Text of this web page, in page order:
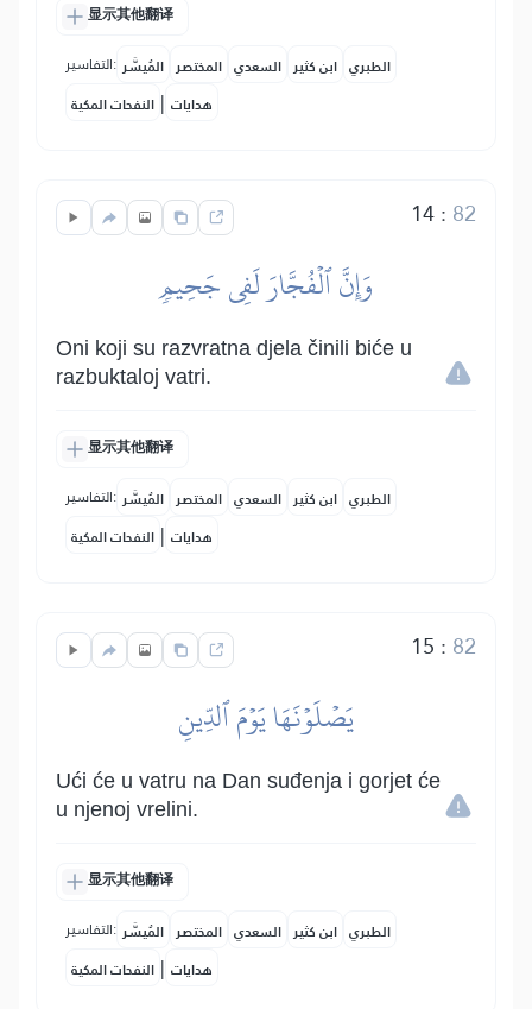
显示其他翻译
التفاسير: المُيسَّر المختصر السعدي ابن كثير الطبري
النفحات المكية | هدايات
14: 82
وَإِنَّ ٱلۡفُجَّارَ لَفِي جَحِيمٖ
Oni koji su razvratna djela činili biće u
razbuktaloj vatri.
显示其他翻译
التفاسير: المُيسَّر المختصر السعدي ابن كثير الطبري
النفحات المكية | هدايات
15 : 82
يَصۡلَوۡنَهَا يَوۡمَ ٱلدِّينِ
Ući će u vatru na Dan suđenja i gorjet će
u njenoj vrelini.
显示其他翻译
التفاسير: المُيسَّر المختصر السعدي ابن كثير الطبري
النفحات المكية | هدايات